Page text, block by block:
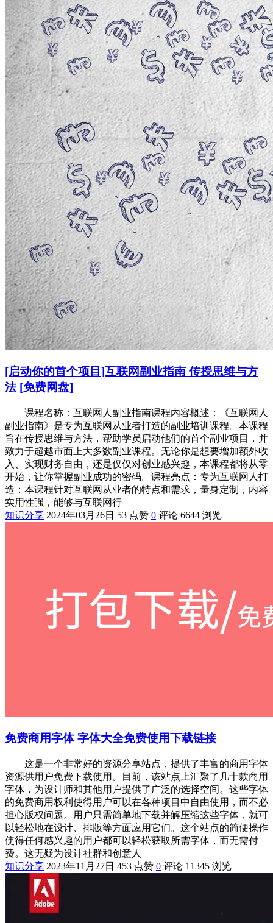
[启动你的首个项目]互联网副业指南 传授思维与方
法 [免费网盘]
课程名称：互联网人副业指南课程内容概述：《互联网人
副业指南》是专为互联网从业者打造的副业培训课程。本课程
旨在传授思维与方法，帮助学员启动他们的首个副业项目，并
致力于超越市面上大多数副业课程。无论你是想要增加额外收
入、实现财务自由，还是仅仅对创业感兴趣，本课程都将从零
开始，让你掌握副业成功的密码。课程亮点：专为互联网人打
造：本课程针对互联网从业者的特点和需求，量身定制，内容
实用性强，能够与互联网行
知识分享 2024年03月26日 53 点赞 0 评论 6644 浏览
免费商用字体 字体大全免费使用下载链接
这是一个非常好的资源分享站点，提供了丰富的商用字体
资源供用户免费下载使用。目前，该站点上汇聚了几十款商用
字体，为设计师和其他用户提供了广泛的选择空间。这些字体
的免费商用权利使得用户可以在各种项目中自由使用，而不必
担心版权问题。用户只需简单地下载并解压缩这些字体，就可
以轻松地在设计、排版等方面应用它们。这个站点的简便操作
使得任何感兴趣的用户都可以轻松获取所需字体，而无需付
费。这无疑为设计社群和创意人
知识分享 2023年11月27日 453 点赞 0 评论 11345 浏览